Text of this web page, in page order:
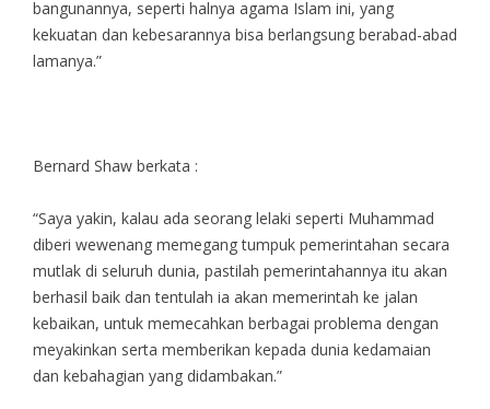
bangunannya, seperti halnya agama Islam ini, yang
kekuatan dan kebesarannya bisa berlangsung berabad-abad
lamanya.”
Bernard Shaw berkata :
“Saya yakin, kalau ada seorang lelaki seperti Muhammad
diberi wewenang memegang tumpuk pemerintahan secara
mutlak di seluruh dunia, pastilah pemerintahannya itu akan
berhasil baik dan tentulah ia akan memerintah ke jalan
kebaikan, untuk memecahkan berbagai problema dengan
meyakinkan serta memberikan kepada dunia kedamaian
dan kebahagian yang didambakan.”